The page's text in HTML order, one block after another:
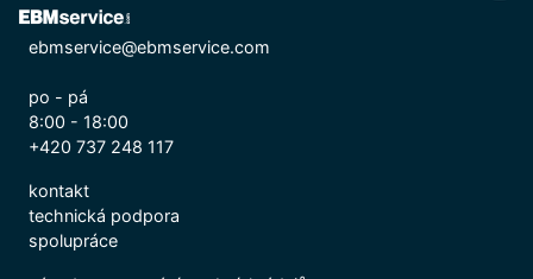
ebmservice@ebmservice.com
po - pá
8:00 - 18:00
+420 737 248 117
kontakt
technická podpora
spolupráce